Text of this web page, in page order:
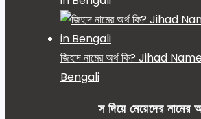
জিহাদ নামের অর্থ কি? Jihad
Bengali
স দিয়ে মেয়েদের নামের